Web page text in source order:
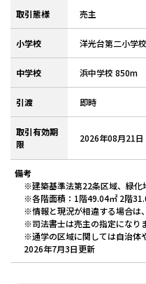
取引態様 売主
小学校 洋光台第二小学
中学校 浜中学校 850m
引渡 即時
取引有効期
限
2026年08月21日
備考
※建築基準法第22条区域、緑化
※各階面積：1階49.04㎡ 2階
※情報と現況が相違する場合は
※司法書士は売主の指定になりま
※通学の区域に関しては自治体
2026年7月3日更新